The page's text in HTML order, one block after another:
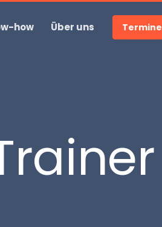
how Über uns Termine